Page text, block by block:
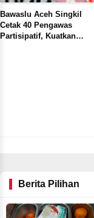
Bawaslu Aceh Singkil
Cetak 40 Pengawas
Partisipatif, Kuatkan
Berita Pilihan